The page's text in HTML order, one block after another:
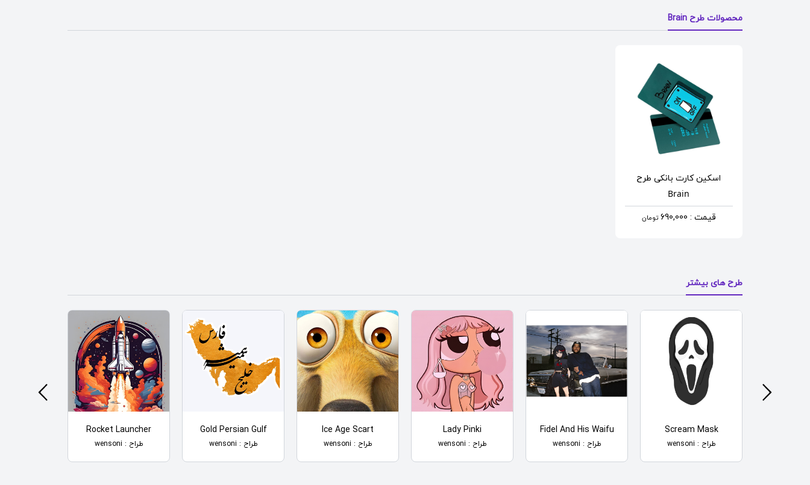
محصولات طرح Brain
اسکین کارت بانکیطرح
Brain
قیمت : 690,000 تومان
طرح های بیشتر
Scream Mask
طراح : wensoni
Fidel And His Waifu
طراح : wensoni
Lady Pinki
طراح : wensoni
Ice Age Scart
طراح : wensoni
Gold Persian Gulf
طراح : wensoni
Rocket Launcher
طراح : wensoni